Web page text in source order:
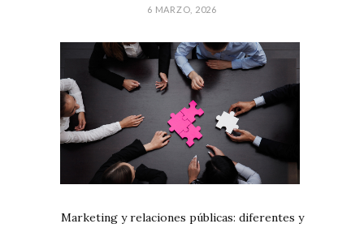
6 MARZO, 2026
Marketing y relaciones públicas: diferentes y